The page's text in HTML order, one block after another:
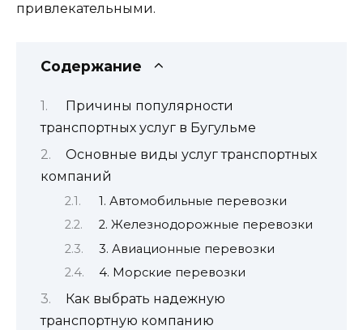
привлекательными.
Содержание
Причины популярности
транспортных услуг в Бугульме
Основные виды услуг транспортных
компаний
1. Автомобильные перевозки
2. Железнодорожные перевозки
3. Авиационные перевозки
4. Морские перевозки
Как выбрать надежную
транспортную компанию